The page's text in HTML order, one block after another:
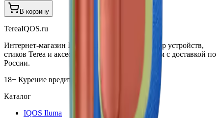
В корзину
TereaIQOS.ru
Интернет-магазин IQOS Iluma. Широкий выбор устройств,
стиков Terea и аксессуаров по выгодным ценам с доставкой по
России.
18+ Курение вредит вашему здоровью
Каталог
IQOS Iluma